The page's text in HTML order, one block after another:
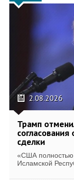
2.08.2026
Трамп
сделки
«США полностью
Исламской